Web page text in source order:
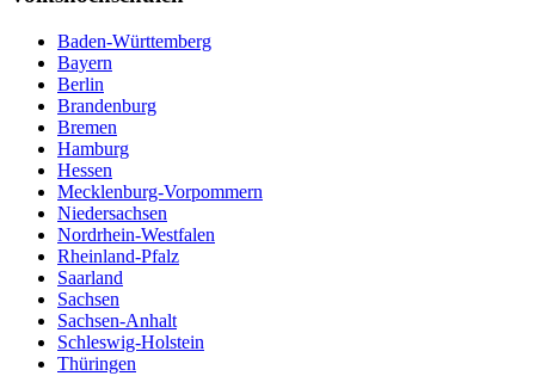
Baden-Württemberg
Bayern
Berlin
Brandenburg
Bremen
Hamburg
Hessen
Mecklenburg-Vorpommern
Niedersachsen
Nordrhein-Westfalen
Rheinland-Pfalz
Saarland
Sachsen
Sachsen-Anhalt
Schleswig-Holstein
Thüringen